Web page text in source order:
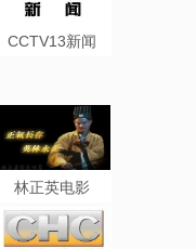
CCTV13新闻
林正英电影